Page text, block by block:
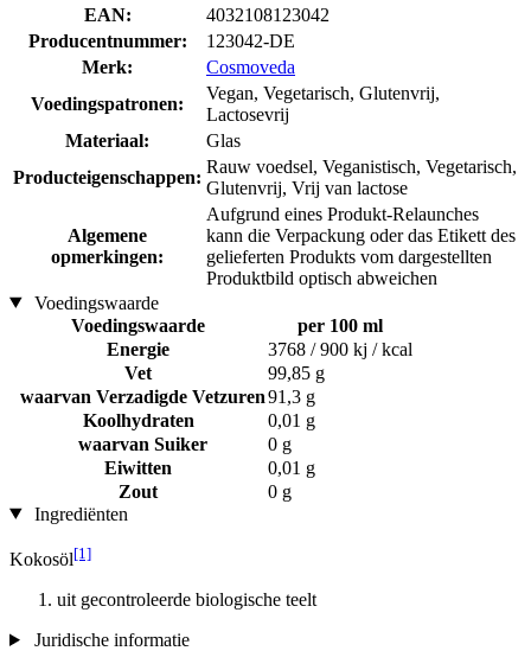
EAN:
4032108123042
Producentnummer:
123042-DE
Merk:
Cosmoveda
Voedingspatronen:
Vegan, Vegetarisch, Glutenvrij,
Lactosevrij
Materiaal:
Glas
Producteigenschappen:
Rauw voedsel, Veganistisch, Vegetarisch,
Glutenvrij, Vrij van lactose
Algemene
opmerkingen:
Aufgrund eines Produkt-Relaunches
kann die Verpackung oder das Etikett des
gelieferten Produkts vom dargestellten
Produktbild optisch abweichen
Voedingswaarde
Voedingswaarde
per 100 ml
Energie
3768 / 900 kj / kcal
Vet
99,85 g
waarvan Verzadigde Vetzuren91,3 g
Koolhydraten
0,01 g
waarvan Suiker
0 g
Eiwitten
0,01 g
Zout
0 g
Ingrediënten
Kokosöl[1]
uit gecontroleerde biologische teelt
Juridische informatie